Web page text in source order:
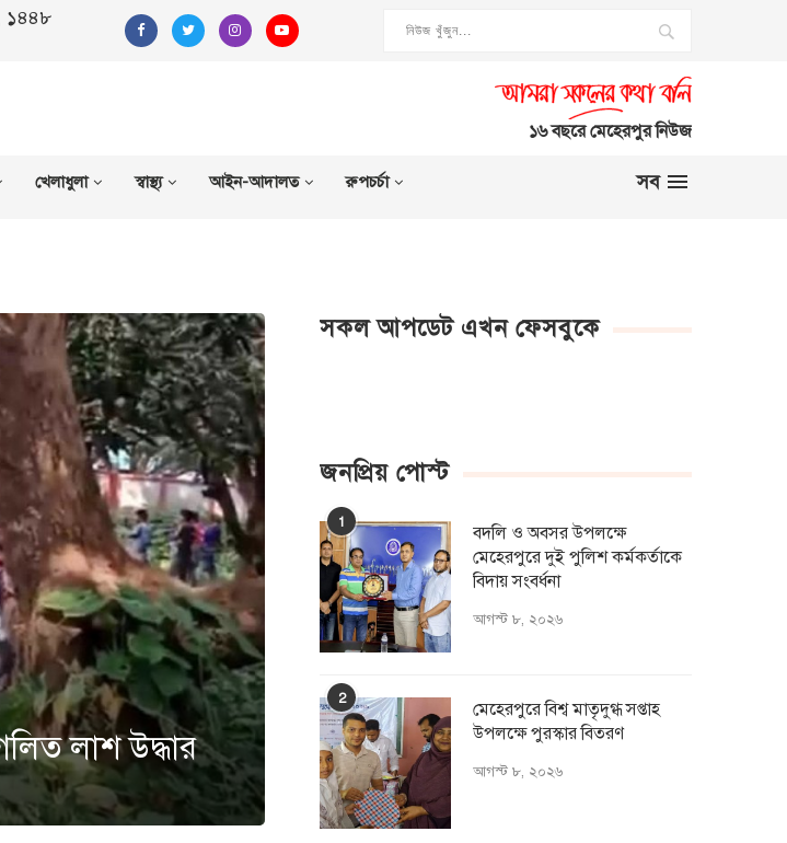
১৪৪৮
১৬ বছরে মেহেরপুর নিউজ
খেলাধুলা স্বাস্থ্য আইন-আদালত রুপচর্চা সব
লাশ উদ্ধার
সকল আপডেট এখন ফেসবুকে
জনপ্রিয় পোস্ট
1
বদলি ও অবসর উপলক্ষে
মেহেরপুরে দুই পুলিশ কর্মকর্তাকে
বিদায় সংবর্ধনা
আগস্ট ৮, ২০২৬
2
মেহেরপুরে বিশ্ব মাতৃদুগ্ধ সপ্তাহ
উপলক্ষে পুরস্কার বিতরণ
আগস্ট ৮, ২০২৬